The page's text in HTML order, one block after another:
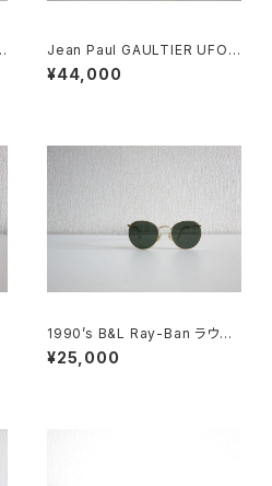
Jean Paul GAULTIER UFO
Watch
¥44,000
1990’s B&L Ray-Ban ラウン
ドメタル
¥25,000